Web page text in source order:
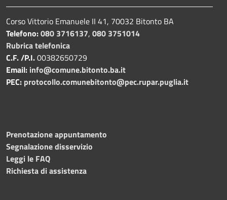
Corso Vittorio Emanuele II 41, 70032 Bitonto BA
Telefono:080 3716137, 080 3751014
Rubrica telefonica
C.F. /P.I.00382650729
Email: info@comune.bitonto.ba.it
PEC: protocollo.comunebitonto@pec.rupar.puglia.it
Prenotazione appuntamento
Segnalazione disservizio
Leggi le FAQ
Richiesta di assistenza